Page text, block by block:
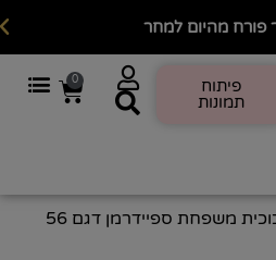
פורח מהיום למחר
פיתוח
תמונות
0
משפחת ספיידרמן דגם 56